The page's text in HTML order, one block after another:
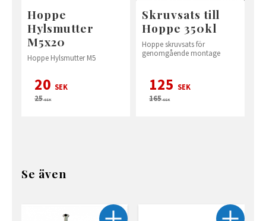
Hoppe
Hylsmutter
M5x20
Hoppe Hylsmutter M5
20 SEK
25SEK
Skruvsats till
Hoppe 350kl
Hoppe skruvsats för
genomgående montage
125 SEK
165SEK
Se även